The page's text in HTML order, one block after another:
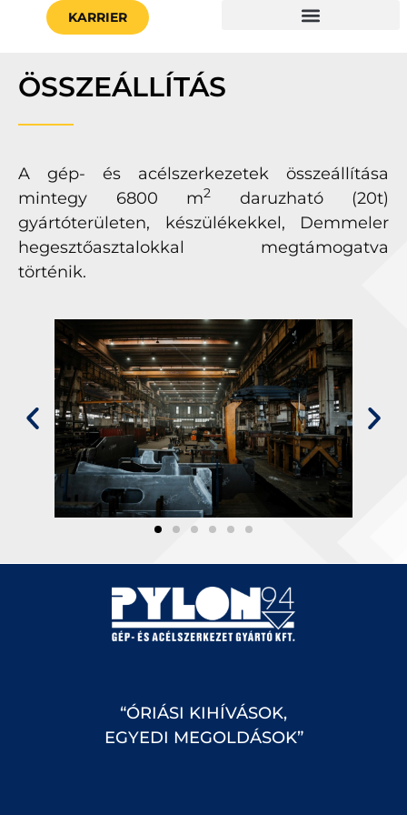
KARRIER
ÖSSZEÁLLÍTÁS
A gép- és acélszerkezetek összeállítása
mintegy 6800 m2
daruzható (20t)
gyártóterületen, készülékekkel, Demmeler
hegesztőasztalokkal megtámogatva
történik.
“ÓRIÁSI KIHÍVÁSOK,
EGYEDI MEGOLDÁSOK”